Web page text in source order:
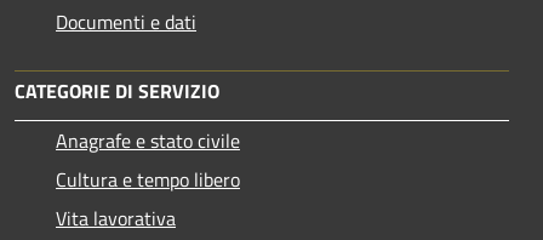
Documenti e dati
CATEGORIE DI SERVIZIO
Anagrafe e stato civile
Cultura e tempo libero
Vita lavorativa